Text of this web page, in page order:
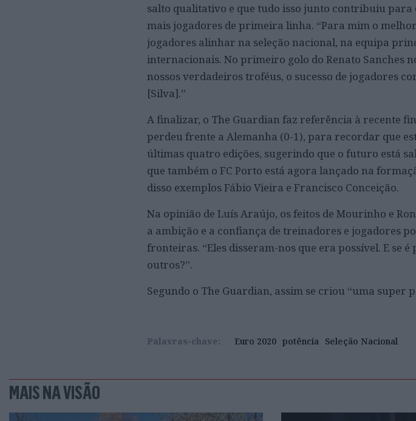
salto qualitativo e que tudo isso junto contribuiu
mais jogadores de primeira linha. “Para mim o
jogadores alinhar na seleção nacional, na equipa
internacionais. No primeiro golo do Renato Sanches
nossos verdadeiros troféus, o sucesso de jogadores
[Silva].”
A finalizar, o The Guardian faz referência à recente
perdeu frente a Alemanha (0-1), para recordar que
últimas quatro edições, sugerindo que o futuro está
que também o FC Porto está agora lançado na
disso exemplos Fábio Vieira e Francisco Conceição.
Na opinião de Luís Araújo, os feitos de Mourinho e
a ambição e a confiança de treinadores e jogadores
fronteiras. “Eles disseram-nos que era possível. E se
outros?”.
Segundo o The Guardian, assim se criou “uma super
Palavras-chave: Euro 2020 potência Seleção Nacional
MAIS NA VISÃO